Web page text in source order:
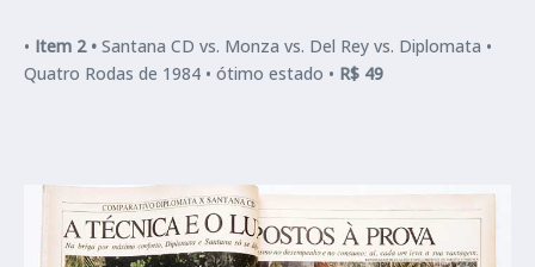
• Item 2 • Santana CD vs. Monza vs. Del Rey vs. Diplomata •
Quatro Rodas de 1984 • ótimo estado • R$ 49